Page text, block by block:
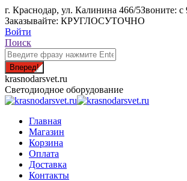
Перейти
к
содержанию
г. Краснодар, ул. Калинина 466/5Звоните: с
Заказывайте: КРУГЛОСУТОЧНО
Войти
Поиск:
Поиск
krasnodarsvet.ru
Светодиодное оборудование
Главная
Магазин
Корзина
Оплата
Доставка
Контакты